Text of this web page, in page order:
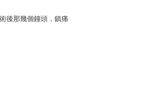
後那幾個鐘頭，鎮痛